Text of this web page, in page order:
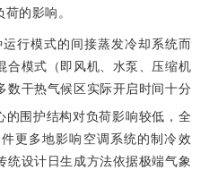
的影响。
行模式的间接蒸发冷却系统而
合模式（即风机、水泵、压缩机
数干热气候区实际开启时间十分
的围护结构对负荷影响较低，全
更多地影响空调系统的制冷效
设计日生成方法依据极端气象